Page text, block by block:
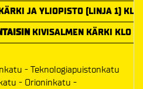
JA YLIOPISTO (LINJA 1) KLO
KIVISALMEN KÄRKI KLO
- Teknologiapuistonkatu
- Orioninkatu -